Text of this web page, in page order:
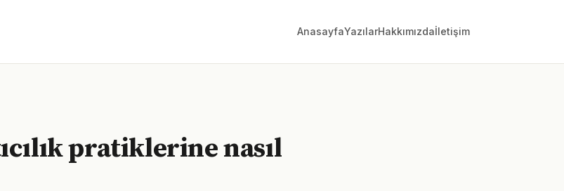
AnasayfaYazılarHakkımızdaİletişim
pratiklerine nasıl